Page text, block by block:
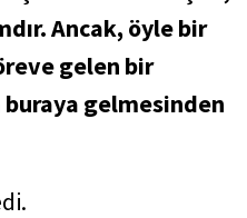
Ancak, öyle bir
gelen bir
gelmesinden